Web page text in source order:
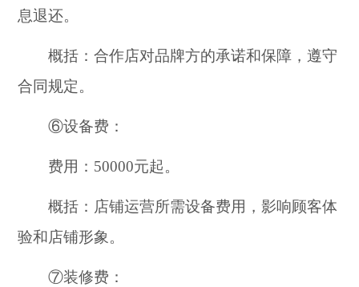
息退还。
概括：合作店对品牌方的承诺和保障，遵守
合同规定。
⑥设备费：
费用：50000元起。
概括：店铺运营所需设备费用，影响顾客体
验和店铺形象。
⑦装修费：